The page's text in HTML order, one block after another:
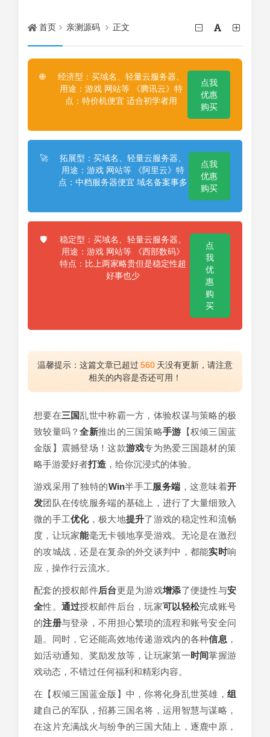
首页 亲测源码 正文
🌐
经济型：买域名、轻量云服务器、
用途：游戏 网站等 《腾讯云》特
点：特价机便宜 适合初学者用
点我
优惠
购买
🚀
拓展型：买域名、轻量云服务器、
用途：游戏 网站等 《阿里云》特
点：中档服务器便宜 域名备案事多
点我
优惠
购买
🛡️
稳定型：买域名、轻量云服务器、
用途：游戏 网站等 《西部数码》
特点：比上两家略贵但是稳定性超
好事也少
点
我
优
惠
购
买
温馨提示：这篇文章已超过 560 天没有更新，请注意
相关的内容是否还可用！
想要在三国乱世中称霸一方，体验权谋与策略的极
致较量吗？全新推出的三国策略手游 【权倾三国蓝
金版】震撼登场！这款游戏专为热爱三国题材的策
略手游爱好者打造 ，给你沉浸式的体验。
游戏采用了独特的Win半手工服务端 ，这意味着开
发团队在传统服务端的基础上，进行了大量细致入
微的手工优化，极大地提升了游戏的稳定性和流畅
度，让玩家能毫无卡顿地享受游戏。无论是在激烈
的攻城战，还是在复杂的外交谈判中，都能实时响
应，操作行云流水。
配套的授权邮件后台更是为游戏增添了便捷性与安
全性。 通过授权邮件后台，玩家可以轻松完成账号
的注册与登录，不用担心繁琐的流程和账号安全问
题。同时，它还能高效地传递游戏内的各种信息 ，
如活动通知、奖励发放等，让玩家第一时间掌握游
戏动态，不错过任何福利和精彩内容。
在【权倾三国蓝金版】中，你将化身乱世英雄， 组
建自己的军队，招募三国名将，运用智慧与谋略，
在这片充满战火与纷争的三国大陆上，逐鹿中原，